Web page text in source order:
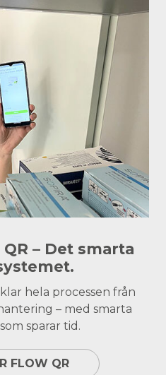
– Det smarta
hela processen från
– med smarta
sparar tid.
FLOW QR